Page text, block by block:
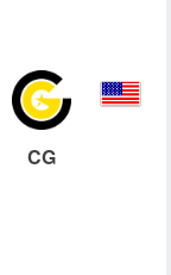
CG